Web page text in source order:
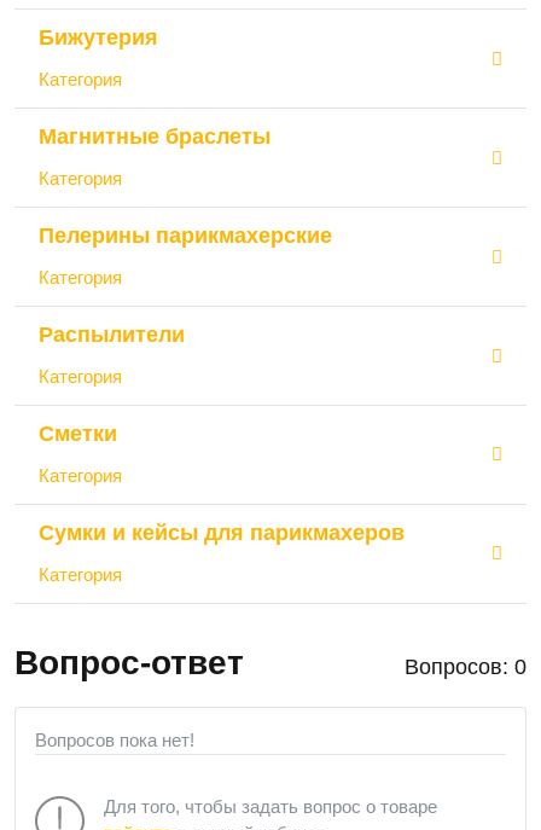
Бижутерия
Категория
Магнитные браслеты
Категория
Пелерины парикмахерские
Категория
Распылители
Категория
Сметки
Категория
Сумки и кейсы для парикмахеров
Категория
Вопрос-ответ Вопросов: 0
Вопросов пока нет!
Для того, чтобы задать вопрос о товаре